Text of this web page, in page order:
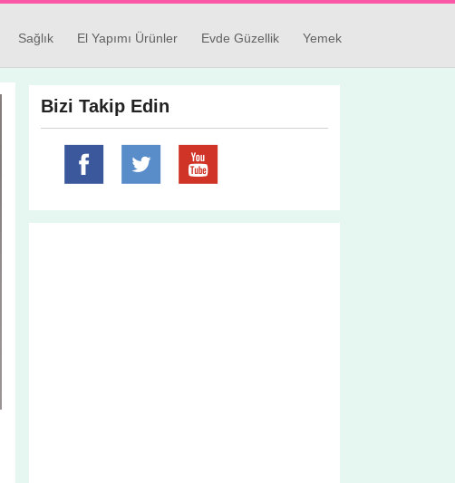
Sağlık El Yapımı Ürünler Evde Güzellik Yemek
Bizi Takip Edin